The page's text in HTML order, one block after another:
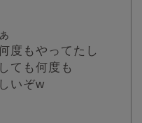
度もやってたし
ても何度も
いぞw